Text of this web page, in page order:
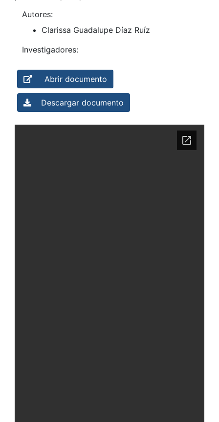
Autores:
Clarissa Guadalupe Díaz Ruíz
Investigadores:
Abrir documento
Descargar documento